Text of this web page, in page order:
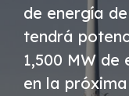
de energía
tendrá
1,500 MW
en la